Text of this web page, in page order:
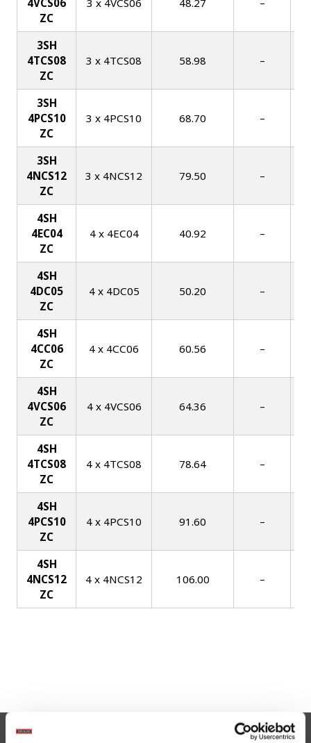
4VCS06
ZC
3 x 4VCS06 48.27 –
3SH
4TCS08
ZC
3 x 4TCS08 58.98 –
3SH
4PCS10
ZC
3 x 4PCS10 68.70 –
3SH
4NCS12
ZC
3 x 4NCS12 79.50 –
4SH
4EC04
ZC
4 x 4EC04 40.92 –
4SH
4DC05
ZC
4 x 4DC05 50.20 –
4SH
4CC06
ZC
4 x 4CC06 60.56 –
4SH
4VCS06
ZC
4 x 4VCS06 64.36 –
4SH
4TCS08
ZC
4 x 4TCS08 78.64 –
4SH
4PCS10
ZC
4 x 4PCS10 91.60 –
4SH
4NCS12
ZC
4 x 4NCS12 106.00 –